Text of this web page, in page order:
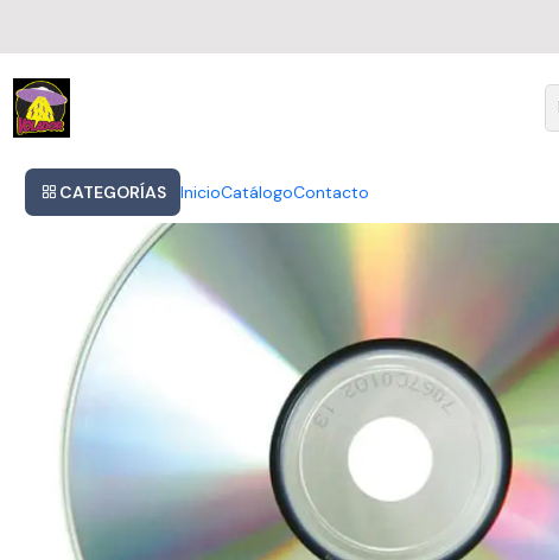
CATEGORÍAS InicioCatálogoContacto